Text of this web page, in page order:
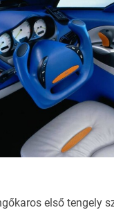
első tengely